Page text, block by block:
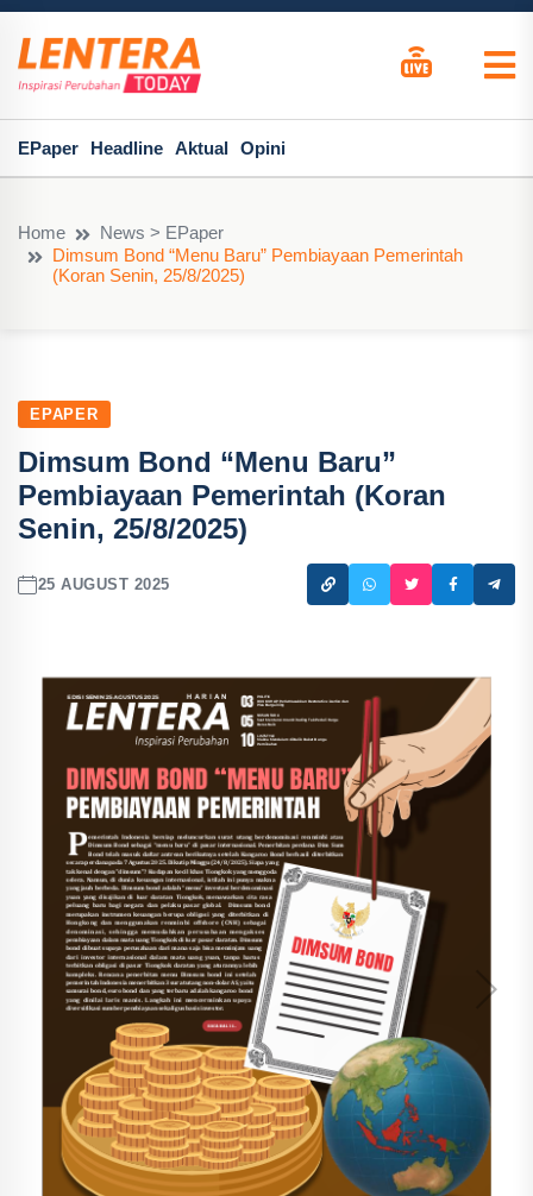
EPaper Headline Aktual Opini
Home
News > EPaper
Dimsum Bond “Menu Baru” Pembiayaan Pemerintah
(Koran Senin, 25/8/2025)
EPAPER
Dimsum Bond “Menu Baru”
Pembiayaan Pemerintah (Koran
Senin, 25/8/2025)
25 AUGUST 2025